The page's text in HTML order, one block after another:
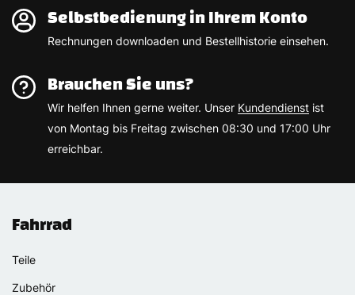
Selbstbedienung in Ihrem Konto
Rechnungen downloaden und Bestellhistorie einsehen.
Brauchen Sie uns?
Wir helfen Ihnen gerne weiter. Unser Kundendienst ist
von Montag bis Freitag zwischen 08:30 und 17:00 Uhr
erreichbar.
Fahrrad
Teile
Zubehör